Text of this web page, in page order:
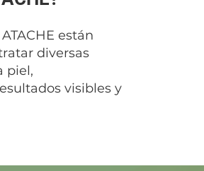
están
diversas
piel,
visibles y